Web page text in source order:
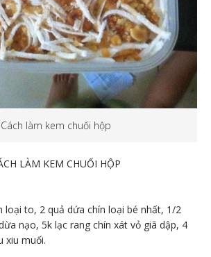
Cách làm kem chuối hộp
LÀM KEM CHUỐI HỘP
loại to, 2 quả dứa chín loại bé nhất, 1/2
nạo, 5k lạc rang chín xát vỏ giã dập, 4
xiu muối.